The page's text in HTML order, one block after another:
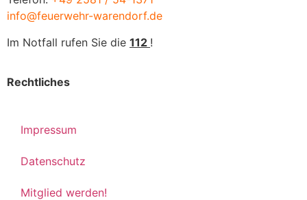
info@feuerwehr-warendorf.de
Im Notfall rufen Sie die 112 !
Rechtliches
Impressum
Datenschutz
Mitglied werden!